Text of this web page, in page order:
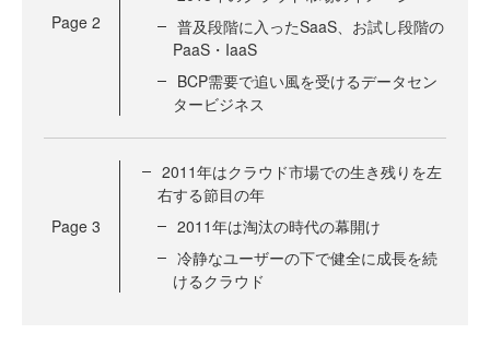
Page 2
普及段階に入ったSaaS、お試し段階の
PaaS・IaaS
BCP需要で追い風を受けるデータセン
タービジネス
Page 3
2011年はクラウド市場での生き残りを左
右する節目の年
2011年は淘汰の時代の幕開け
冷静なユーザーの下で健全に成長を続
けるクラウド